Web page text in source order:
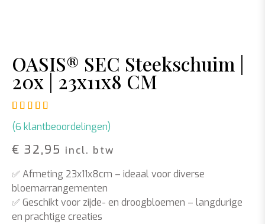
OASIS® SEC Steekschuim |
20x | 23x11x8 CM
(6 klantbeoordelingen)
€ 32,95 incl. btw
✅ Afmeting 23x11x8cm – ideaal voor diverse
bloemarrangementen
✅ Geschikt voor zijde- en droogbloemen – langdurige
en prachtige creaties